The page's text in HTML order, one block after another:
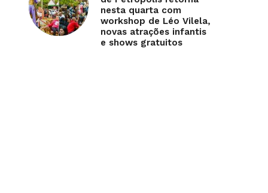
nesta quarta com
workshop de Léo Vilela,
novas atrações infantis
e shows gratuitos